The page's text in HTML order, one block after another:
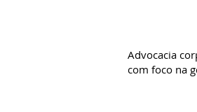
Advocacia
com foco na